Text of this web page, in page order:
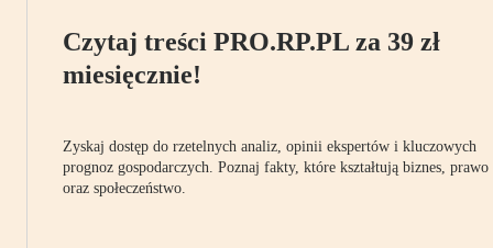
Czytaj treści PRO.RP.PL za 39 zł
miesięcznie!
Zyskaj dostęp do rzetelnych analiz, opinii ekspertów i kluczowych
prognoz gospodarczych. Poznaj fakty, które kształtują biznes, prawo
oraz społeczeństwo.